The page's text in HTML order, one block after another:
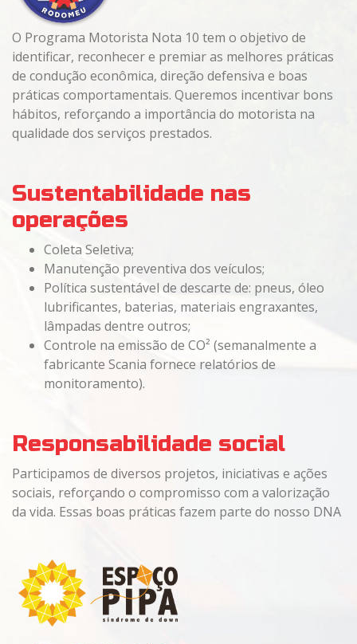
O Programa Motorista Nota 10 tem o objetivo de
identificar, reconhecer e premiar as melhores práticas
de condução econômica, direção defensiva e boas
práticas comportamentais. Queremos incentivar bons
hábitos, reforçando a importância do motorista na
qualidade dos serviços prestados.
Sustentabilidade nas
operações
Coleta Seletiva;
Manutenção preventiva dos veículos;
Política sustentável de descarte de: pneus, óleo
lubrificantes, baterias, materiais engraxantes,
lâmpadas dentre outros;
Controle na emissão de CO² (semanalmente a
fabricante Scania fornece relatórios de
monitoramento).
Responsabilidade social
Participamos de diversos projetos, iniciativas e ações
sociais, reforçando o compromisso com a valorização
da vida. Essas boas práticas fazem parte do nosso DNA